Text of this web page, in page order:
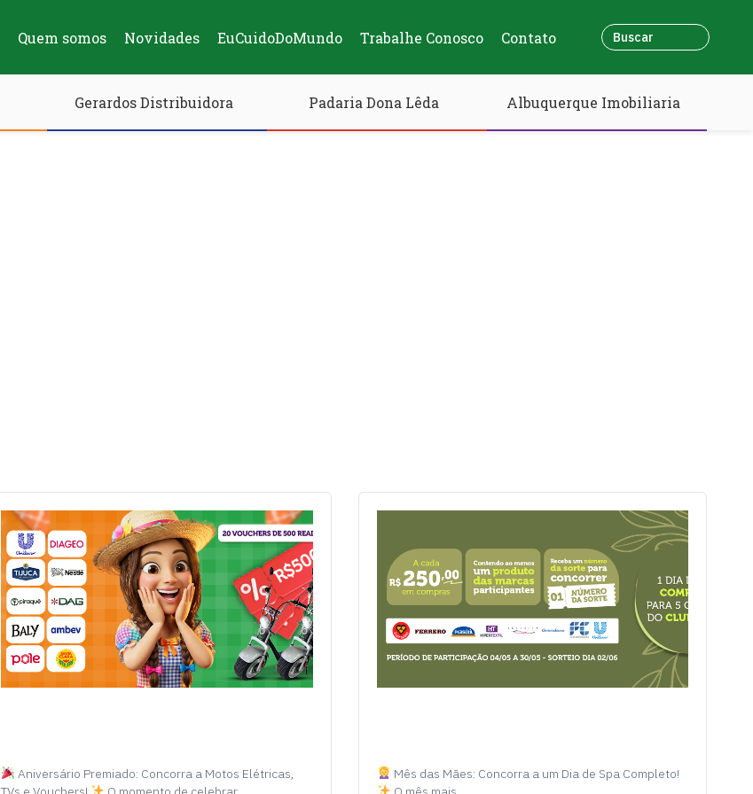
Quem somos Novidades EuCuidoDoMundo Trabalhe Conosco Contato
Gerardos Distribuidora Padaria Dona Lêda Albuquerque Imobiliaria
Aniversário Premiado: Concorra a Motos Elétricas,
Mês das Mães: Concorra a um Dia de Spa Completo!